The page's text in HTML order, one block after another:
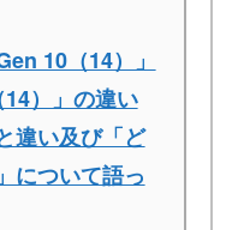
10（14）」
）」の違い
違い及び「ど
について語っ